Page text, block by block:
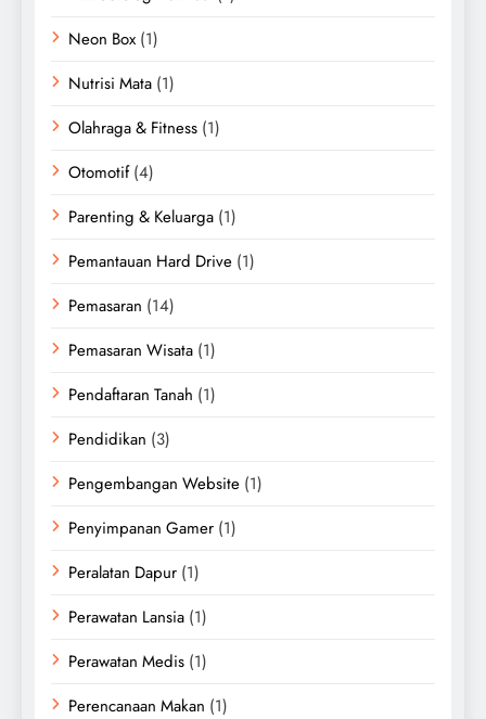
Neon Box (1)
Nutrisi Mata (1)
Olahraga & Fitness (1)
Otomotif(4)
Parenting & Keluarga (1)
Pemantauan Hard Drive (1)
Pemasaran (14)
Pemasaran Wisata (1)
Pendaftaran Tanah (1)
Pendidikan (3)
Pengembangan Website (1)
Penyimpanan Gamer (1)
Peralatan Dapur (1)
Perawatan Lansia (1)
Perawatan Medis (1)
Perencanaan Makan (1)